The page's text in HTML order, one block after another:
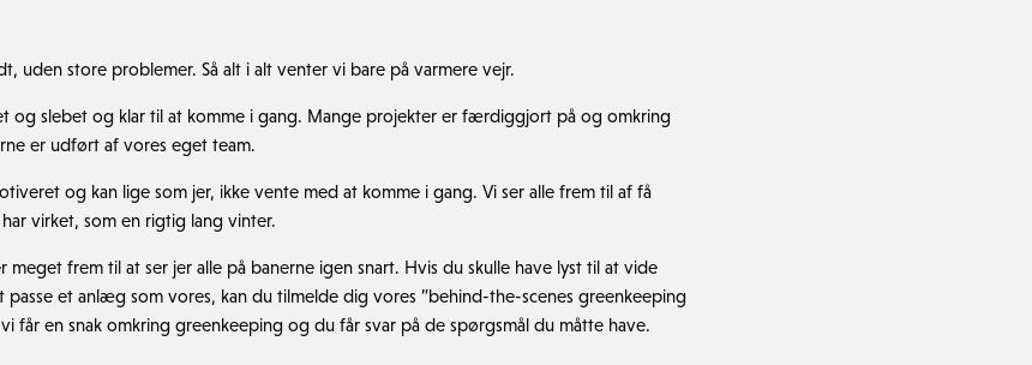
uden store problemer. Så alt i alt venter vi bare på varmere vejr.
og slebet og klar til at komme i gang. Mange projekter er færdiggjort på og omkring
er udført af vores eget team.
og kan lige som jer, ikke vente med at komme i gang. Vi ser alle frem til af få
virket, som en rigtig lang vinter.
meget frem til at ser jer alle på banerne igen snart. Hvis du skulle have lyst til at vide
passe et anlæg som vores, kan du tilmelde dig vores ”behind-the-scenes greenkeeping
får en snak omkring greenkeeping og du får svar på de spørgsmål du måtte have.